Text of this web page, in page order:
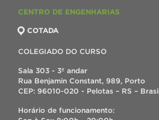
CENTRO DE ENGENHARIAS
COTADA
COLEGIADO DO CURSO
Sala 303 - 3º andar
Rua Benjamin Constant, 989, Porto
CEP: 96010-020 - Pelotas – RS – Brasil
Horário de funcionamento: